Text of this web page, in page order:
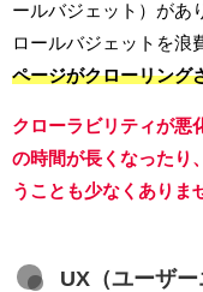
ールバジェット）があ
ロールバジェットを浪
ページがクローリング
クローラビリティが悪
の時間が長くなったり
うことも少なくありま
UX（ユーザ